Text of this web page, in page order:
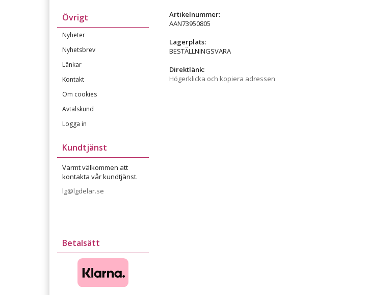
Övrigt
Nyheter
Nyhetsbrev
Länkar
Kontakt
Om cookies
Avtalskund
Logga in
Kundtjänst
Varmt välkommen att
kontakta vår kundtjänst.
lg@lgdelar.se
Betalsätt
Artikelnummer:
AAN73950805
Lagerplats:
BESTÄLLNINGSVARA
Direktlänk:
Högerklicka och kopiera adressen